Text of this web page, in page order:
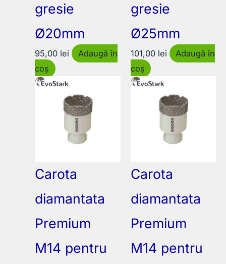
gresie
Ø20mm
95,00 lei
Adaugă în
coș
gresie
Ø25mm
101,00 lei
Adaugă în
coș
Carota
diamantata
Premium
M14 pentru
Carota
diamantata
Premium
M14 pentru